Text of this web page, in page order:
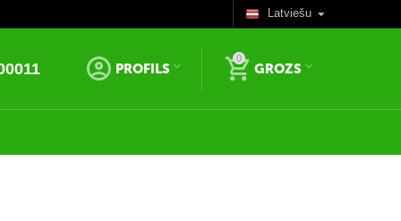
Latviešu
PROFILS
0
GROZS